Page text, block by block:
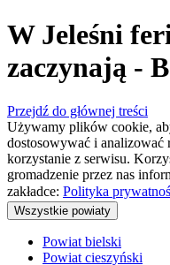
W Jeleśni
zaczynają -
Przejdź do głównej treści
Używamy plików cookie,
dostosowywać i analizować
korzystanie z serwisu.
gromadzenie przez nas
zakładce: Polityka
Wszystkie powiaty
Powiat bielski
Powiat cieszyński